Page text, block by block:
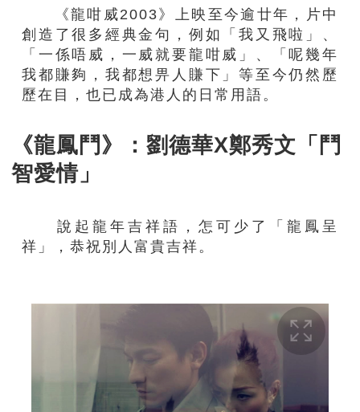
《龍咁威2003》上映至今逾廿年，片中
創造了很多經典金句，例如「我又飛啦」、
「一係唔威，一威就要龍咁威」、「呢幾年
我都賺夠，我都想畀人賺下」等至今仍然歷
歷在目，也已成為港人的日常用語。
《龍鳳鬥》：劉德華X鄭秀文「鬥
智愛情」
說起龍年吉祥語，怎可少了「龍鳳呈
祥」，恭祝別人富貴吉祥。